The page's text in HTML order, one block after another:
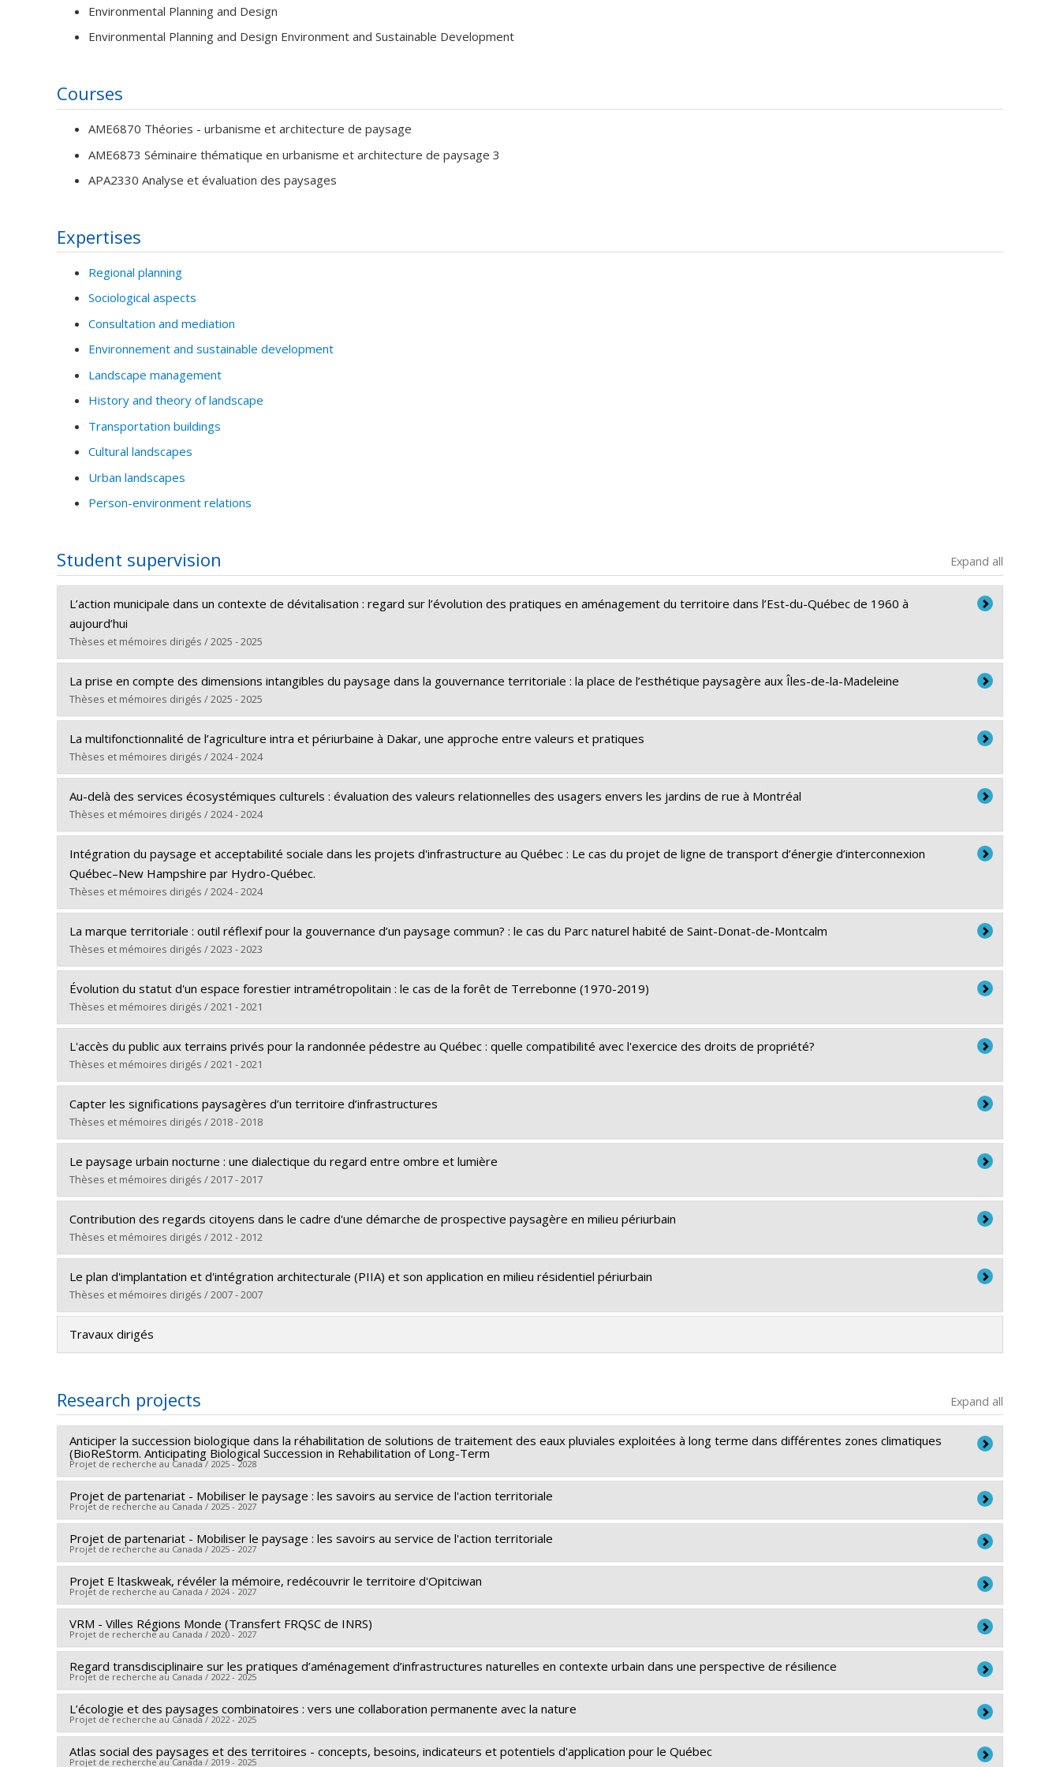
Environmental Planning and Design
Environmental Planning and Design Environment and Sustainable Development
Courses
AME6870 Théories - urbanisme et architecture de paysage
AME6873 Séminaire thématique en urbanisme et architecture de paysage 3
APA2330 Analyse et évaluation des paysages
Expertises
Regional planning
Sociological aspects
Consultation and mediation
Environnement and sustainable development
Landscape management
History and theory of landscape
Transportation buildings
Cultural landscapes
Urban landscapes
Person-environment relations
Student supervision Expand all
L’action municipale dans un contexte de dévitalisation : regard sur l’évolution des pratiques en aménagement du territoire dans l’Est-du-Québec de 1960 à
aujourd’hui
Thèses et mémoires dirigés / 2025 - 2025
Graduate : Thibault-Samson, William
Cycle : Master's
Grade :M. Sc. A.
Lien vers le document dans Papyrus
La prise en compte des dimensions intangibles du paysage dans la gouvernance territoriale : la place de l’esthétique paysagère aux Îles-de-la-Madeleine
Thèses et mémoires dirigés / 2025 - 2025
Graduate :Harvey, Florence
Cycle : Master's
Grade :M. Sc. A.
Lien vers le document dans Papyrus
La multifonctionnalité de l’agriculture intra et périurbaine à Dakar, une approche entre valeurs et pratiques
Thèses et mémoires dirigés / 2024 - 2024
Graduate :Soce, Ndiogosse
Cycle : Doctoral
Grade :Ph. D.
Lien vers le document dans Papyrus
Au-delà des services écosystémiques culturels : évaluation des valeurs relationnelles des usagers envers les jardins de rue à Montréal
Thèses et mémoires dirigés / 2024 - 2024
Graduate : Doan-Lavoie, Eva
Cycle :Master's
Grade :M. Sc.
Lien vers le document dans Papyrus
Intégration du paysage et acceptabilité sociale dans les projets d'infrastructure au Québec : Le cas du projet de ligne de transport d’énergie d’interconnexion
Québec–New Hampshire par Hydro-Québec.
Thèses et mémoires dirigés / 2024 - 2024
Graduate :Okoman, Aye Assi Henri
Cycle : Master's
Grade :M. Sc. A.
Lien vers le document dans Papyrus
La marque territoriale : outil réflexif pour la gouvernance d’un paysage commun? : le cas du Parc naturel habité de Saint-Donat-de-Montcalm
Thèses et mémoires dirigés / 2023 - 2023
Graduate :Gauvin, Virginie
Cycle : Master's
Grade :M. Urb.
Lien vers le document dans Papyrus
Évolution du statut d'un espace forestier intramétropolitain : le cas de la forêt de Terrebonne (1970-2019)
Thèses et mémoires dirigés / 2021 - 2021
Graduate :St-Arnaud, Frédérique
Cycle : Master's
Grade :M. Sc. A.
Lien vers le document dans Papyrus
L'accès du public aux terrains privés pour la randonnée pédestre au Québec : quelle compatibilité avec l'exercice des droits de propriété?
Thèses et mémoires dirigés / 2021 - 2021
Graduate :Tanguay, Caroline
Cycle : Master's
Grade :M. Sc. A.
Lien vers le document dans Papyrus
Capter les significations paysagères d’un territoire d’infrastructures
Thèses et mémoires dirigés / 2018 - 2018
Graduate : Maheu Forest, Emile
Cycle : Master's
Grade :M. Sc. A.
Lien vers le document dans Papyrus
Le paysage urbain nocturne : une dialectique du regard entre ombre et lumière
Thèses et mémoires dirigés / 2017 - 2017
Graduate :Bertin, Sylvain
Cycle : Doctoral
Grade :Ph. D.
Lien vers le document dans Papyrus
Contribution des regards citoyens dans le cadre d'une démarche de prospective paysagère en milieu périurbain
Thèses et mémoires dirigés / 2012 - 2012
Graduate :Bergeron, Julie
Cycle : Master's
Grade :M. Sc. A.
Lien vers le document dans Papyrus
Le plan d'implantation et d'intégration architecturale (PIIA) et son application en milieu résidentiel périurbain
Thèses et mémoires dirigés / 2007 - 2007
Graduate :Marquis, Geneviève
Cycle :Master's
Lien vers le document dans Papyrus
Travaux dirigés
Research projects Expand all
Anticiper la succession biologique dans la réhabilitation de solutions de traitement des eaux pluviales exploitées à long terme dans différentes zones climatiques
(BioReStorm. Anticipating Biological Succession in Rehabilitation of Long-Term
Projet de recherche au Canada / 2025 - 2028
Lead researcher : Danielle Dagenais
Co-researchers : Jacques Brisson,Sylvain Paquette,Françoise Bichai
Funding sources:FRQNT/Fonds de recherche du Québec - Nature et technologies (FQRNT)
Grant programs: PVXXXXXX-Biodiversa+ : Solutions fondées sur la nature pour la biodiversité, le bien-être humain et le changement transformateur – BiodivNBS
Projet de partenariat - Mobiliser le paysage : les savoirs au service de l'action territoriale
Projet de recherche au Canada / 2025 - 2027
Lead researcher : Sylvain Paquette
Funding sources:Ministère des Affaires municipales, des Régions et de l'Occupation du territoire
Grant programs:
Projet de partenariat - Mobiliser le paysage : les savoirs au service de l'action territoriale
Projet de recherche au Canada / 2025 - 2027
Lead researcher : Sylvain Paquette
Funding sources:Ministère du Développement durable, Environnement et Lutte contre les changements climatiques
Grant programs:
Projet E ltaskweak, révéler la mémoire, redécouvrir le territoire d'Opitciwan
Projet de recherche au Canada / 2024 - 2027
Lead researcher : Sylvain Paquette
Funding sources:Conseil des Atikamekw d'Opitciwan
Grant programs:
VRM - Villes Régions Monde (Transfert FRQSC de INRS)
Projet de recherche au Canada / 2020 - 2027
Lead researcher : Sandra Breux
Co-researchers : Sylvain Paquette,Jean-Philippe Meloche
Funding sources:FRQSC/Fonds de recherche du Québec - Société et culture (FQRSC)
Grant programs: PV129894-(RG) Programme Regroupements stratégiques
Regard transdisciplinaire sur les pratiques d’aménagement d’infrastructures naturelles en contexte urbain dans une perspective de résilience
Projet de recherche au Canada / 2022 - 2025
Lead researcher : Sylvain Paquette
Co-researchers : Sophie Leblanc Van Neste
Funding sources:MITACS Inc.
L’écologie et des paysages combinatoires : vers une collaboration permanente avec la nature
Projet de recherche au Canada / 2022 - 2025
Lead researcher : Shabnam Rahbar
Atlas social des paysages et des territoires - concepts, besoins, indicateurs et potentiels d'application pour le Québec
Projet de recherche au Canada / 2019 - 2025